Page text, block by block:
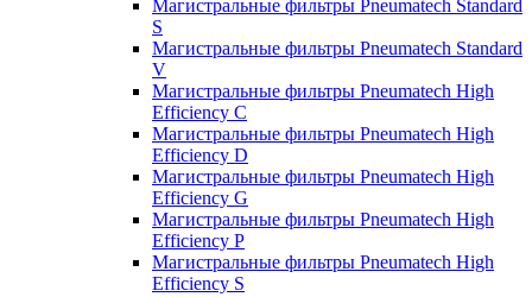
Магистральные фильтры Pneumatech Standard
S
Магистральные фильтры Pneumatech Standard
V
Магистральные фильтры Pneumatech High
Efficiency C
Магистральные фильтры Pneumatech High
Efficiency D
Магистральные фильтры Pneumatech High
Efficiency G
Магистральные фильтры Pneumatech High
Efficiency P
Магистральные фильтры Pneumatech High
Efficiency S